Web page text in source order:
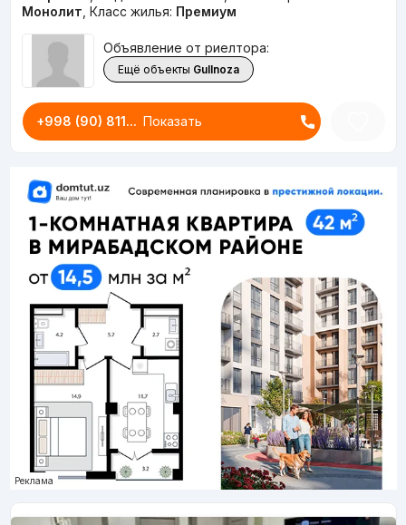
Монолит Класс жилья: Премиум
Объявление от риелтора:
Ещё объекты Gullnoza
+998 (90) 811... Показать
Реклама